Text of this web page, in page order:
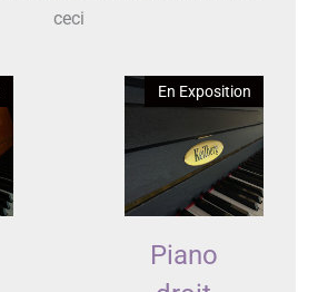
ceci
En Exposition
Piano